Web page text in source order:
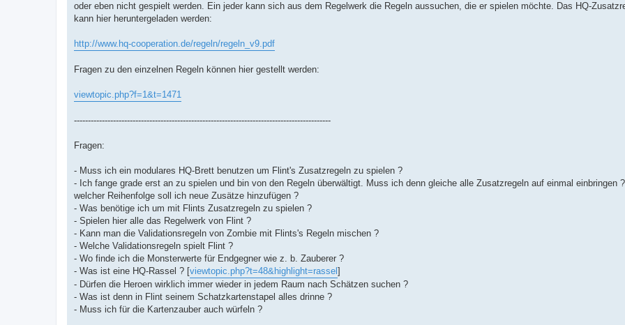
oder eben nicht gespielt werden. Ein jeder kann sich aus dem Regelwerk die Regeln aussuchen, die er spielen möchte. Das HQ-
kann hier heruntergeladen werden:
http://www.hq-cooperation.de/regeln/regeln_v9.pdf
Fragen zu den einzelnen Regeln können hier gestellt werden:
viewtopic.php?f=1&t=1471
--------------------------------------------------------------------------------------------
Fragen:
- Muss ich ein modulares HQ-Brett benutzen um Flint's Zusatzregeln zu spielen ?
- Ich fange grade erst an zu spielen und bin von den Regeln überwältigt. Muss ich denn gleiche alle Zusatzregeln auf einmal einbringen
welcher Reihenfolge soll ich neue Zusätze hinzufügen ?
- Was benötige ich um mit Flints Zusatzregeln zu spielen ?
- Spielen hier alle das Regelwerk von Flint ?
- Kann man die Validationsregeln von Zombie mit Flints's Regeln mischen ?
- Welche Validationsregeln spielt Flint ?
- Wo finde ich die Monsterwerte für Endgegner wie z. b. Zauberer ?
- Was ist eine HQ-Rassel ? [viewtopic.php?t=48&highlight=rassel ]
- Dürfen die Heroen wirklich immer wieder in jedem Raum nach Schätzen suchen ?
- Was ist denn in Flint seinem Schatzkartenstapel alles drinne ?
- Muss ich für die Kartenzauber auch würfeln ?